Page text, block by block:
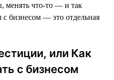
менять что-то — и так
с бизнесом — это отдельная
или Как
с бизнесом